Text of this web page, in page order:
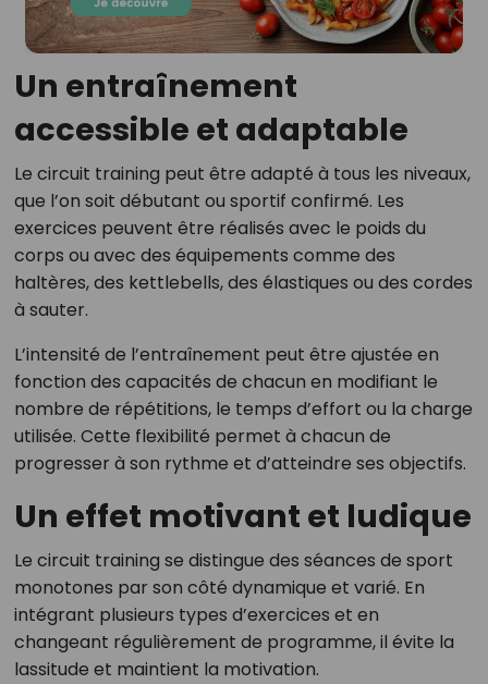
Un entraînement
accessible et adaptable
Le circuit training peut être adapté à tous les niveaux,
que l’on soit débutant ou sportif confirmé. Les
exercices peuvent être réalisés avec le poids du
corps ou avec des équipements comme des
haltères, des kettlebells, des élastiques ou des cordes
à sauter.
L’intensité de l’entraînement peut être ajustée en
fonction des capacités de chacun en modifiant le
nombre de répétitions, le temps d’effort ou la charge
utilisée. Cette flexibilité permet à chacun de
progresser à son rythme et d’atteindre ses objectifs.
Un effet motivant et ludique
Le circuit training se distingue des séances de sport
monotones par son côté dynamique et varié. En
intégrant plusieurs types d’exercices et en
changeant régulièrement de programme, il évite la
lassitude et maintient la motivation.